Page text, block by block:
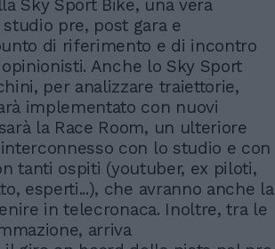
Sky Sport Bike, una vera
pre, post gara e
di riferimento e di incontro
Anche lo Sky Sport
per analizzare traiettorie,
implementato con nuovi
la Race Room, un ulteriore
con lo studio e con
tanti ospiti (youtuber, ex piloti,
esperti...), che avranno anche la
in telecronaca. Inoltre, tra le
arriva